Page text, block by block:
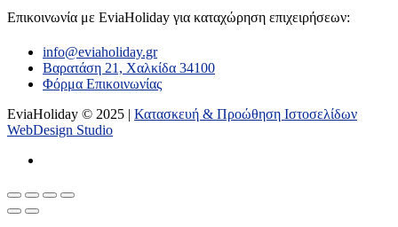
Επικοινωνία με ΕviaHoliday για καταχώρηση επιχειρήσεων:
info@eviaholiday.gr
Βαρατάση 21, Χαλκίδα 34100
Φόρμα Επικοινωνίας
EviaHoliday © 2025 | Κατασκευή & Προώθηση Ιστοσελίδων
WebDesign Studio